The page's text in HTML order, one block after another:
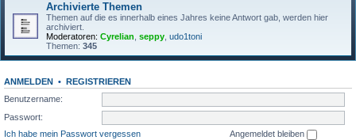
Archivierte Themen
Themen auf die es innerhalb eines Jahres keine Antwort gab, werden hier
archiviert.
Moderatoren: Cyrelian seppy udo1toni
Themen: 345
ANMELDEN • REGISTRIEREN
Benutzername:
Passwort:
Ich habe mein Passwort vergessen
Angemeldet bleiben